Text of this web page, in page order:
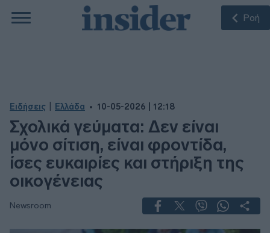
Ροή
Ειδήσεις Ελλάδα 10-05-2026 | 12:18
Σχολικά γεύματα: Δεν είναι
μόνο σίτιση, είναι φροντίδα,
ίσες ευκαιρίες και στήριξη της
οικογένειας
Newsroom